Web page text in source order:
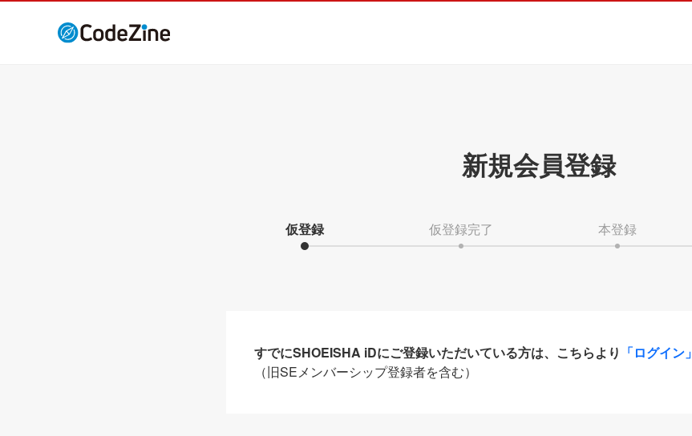
新規会員登録
仮登録 仮登録完了 本登録
すでにSHOEISHA iDにご登録いただいている方は、こちらより 「ログイン」
（旧SEメンバーシップ登録者を含む）